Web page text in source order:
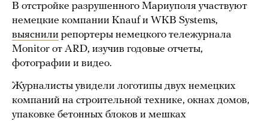
В отстройке разрушенного Мариуполя участвуют
немецкие компании Knauf и WKB Systems,
выяснили репортеры немецкого тележурнала
Monitor от ARD, изучив годовые отчеты,
фотографии и видео.
Журналисты увидели логотипы двух немецких
компаний на строительной технике, окнах домов,
упаковке бетонных блоков и мешках